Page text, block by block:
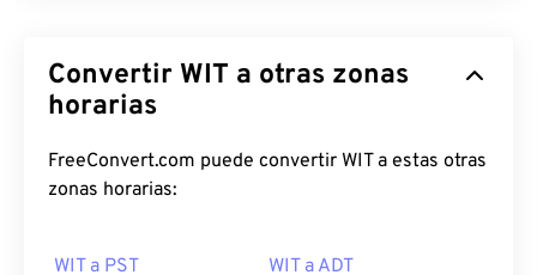
Convertir WIT a otras zonas
horarias
FreeConvert.com puede convertir WIT a estas otras
zonas horarias:
WIT a PST WIT a ADT